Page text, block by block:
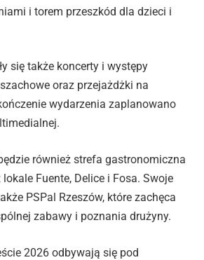
i torem przeszkód dla dzieci i
się także koncerty i występy
oraz przejażdżki na
wydarzenia zaplanowano
również strefa gastronomiczna
Fuente, Delice i Fosa. Swoje
PSPal Rzeszów, które zachęca
zabawy i poznania drużyny.
2026 odbywają się pod